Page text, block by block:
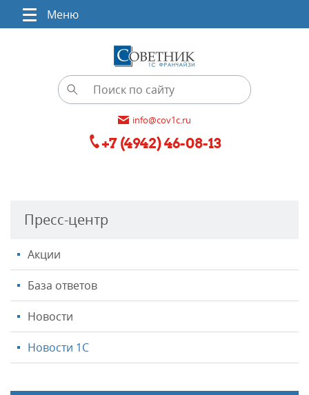
Меню
info@cov1c.ru
+7 (4942) 46-08-13
Пресс-центр
Акции
База ответов
Новости
Новости 1С